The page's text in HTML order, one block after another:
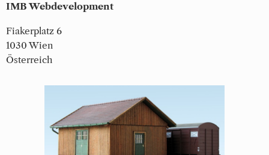
IMB Webdevelopment
Fiakerplatz 6
1030 Wien
Österreich